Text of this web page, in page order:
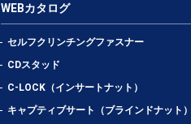
WEBカタログ
セルフクリンチングファスナー
CDスタッド
C-LOCK（インサートナット）
キャプティブサート（ブラインドナット）